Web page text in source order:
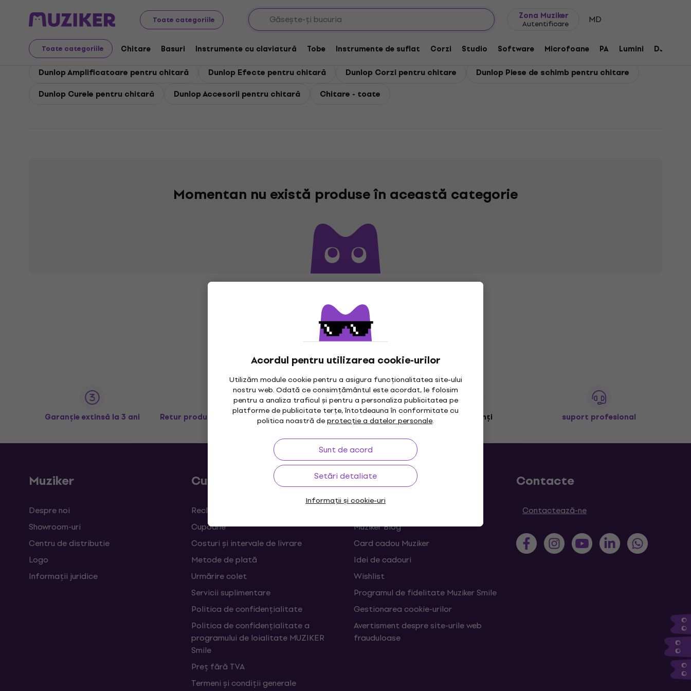
Toate categoriile
Zona Muziker
Autentificare MD
Toate categoriile Chitare Basuri Instrumente cu claviatură Tobe Instrumente de suflat Corzi Studio Software Microfoane PA Lumini DJ
Acordul pentru utilizarea cookie-urilor
Utilizăm module cookie pentru a asigura funcționalitatea site-ului
nostru web. Odată ce consimțământul este acordat, le folosim
pentru a analiza traficul și pentru a personaliza publicitatea pe
platforme de publicitate terțe, întotdeauna în conformitate cu
politica noastră deprotecție a datelor personale.
Sunt de acord
Setări detaliate
Informații și cookie-uri
Dunlop Dunlop Chitare
Dunlop Chitare
Dunlop Amplificatoare pentru chitară Dunlop Efecte pentru chitară Dunlop Corzi pentru chitare
Dunlop Piese de schimb pentru chitare
Dunlop Curele pentru chitară
Dunlop Accesorii pentru chitară Chitare - toate
Momentan nu există produse în această categorie
Garanție extinsă la 3 ani Retur produse în maxim 30 zile Garanția prețului 3M+ clienți suport profesional
Muziker
Despre noi
Showroom-uri
Centru de distributie
Logo
Informații juridice
Cumpărare
Reclamații și retrageri din contract
Cupoane
Costuri și intervale de livrare
Metode de plată
Urmărire colet
Servicii suplimentare
Politica de confidențialitate
Politica de confidențialitate a
programului de loialitate MUZIKER
Smile
Preț fără TVA
Termeni și condiții generale
Linkuri utile
Muziker Blog
Card cadou Muziker
Idei de cadouri
Wishlist
Programul de fidelitate Muziker Smile
Gestionarea cookie-urilor
Avertisment despre site-urile web
frauduloase
Contacte
Contactează-ne